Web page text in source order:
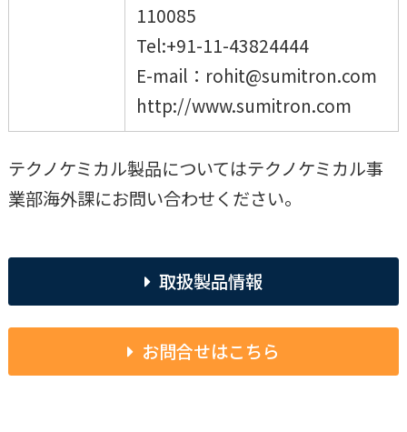
110085
Tel:+91-11-43824444
E-mail：rohit@sumitron.com
http://www.sumitron.com
テクノケミカル製品についてはテクノケミカル事
業部海外課にお問い合わせください。
取扱製品情報
お問合せはこちら